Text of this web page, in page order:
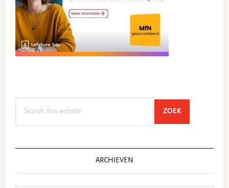
ZOEKSEARCH
ARCHIEVEN